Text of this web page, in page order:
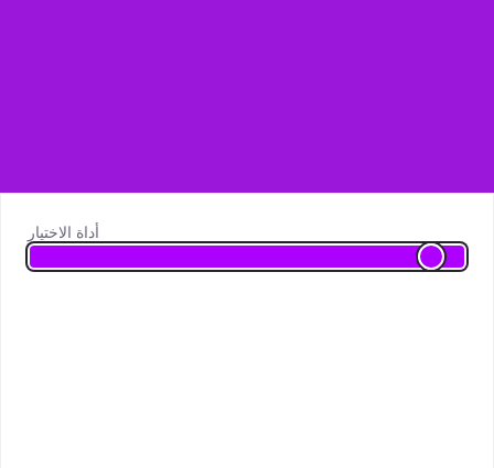
أداة الاختيار